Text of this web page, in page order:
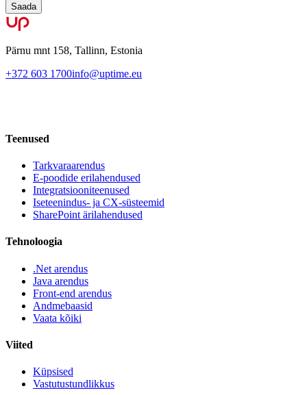
Saada
Pärnu mnt 158, Tallinn, Estonia
+372 603 1700info@uptime.eu
Teenused
Tarkvaraarendus
E-poodide erilahendused
Integratsiooniteenused
Iseteenindus- ja CX-süsteemid
SharePoint ärilahendused
Tehnoloogia
.Net arendus
Java arendus
Front-end arendus
Andmebaasid
Vaata kõiki
Viited
Küpsised
Vastutustundlikkus